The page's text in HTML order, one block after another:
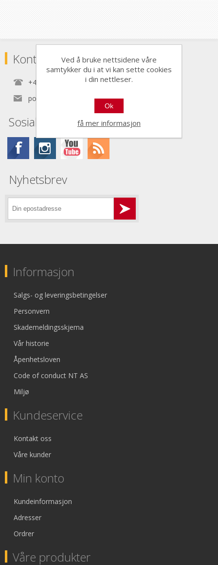
Kontaktinformasjon
+47 22 30 40 70
post@nordictools.no
Sosiale medier
Nyhetsbrev
Informasjon
Salgs- og leveringsbetingelser
Personvern
Skademeldingsskjema
Vår historie
Åpenhetsloven
Code of conduct NT AS
Miljø
Kundeservice
Kontakt oss
Våre kunder
Min konto
Kundeinformasjon
Adresser
Ordrer
Våre produkter
Ved å bruke nettsidene våre
samtykker du i at vi kan sette cookies
i din nettleser.
Ok
få mer informasjon